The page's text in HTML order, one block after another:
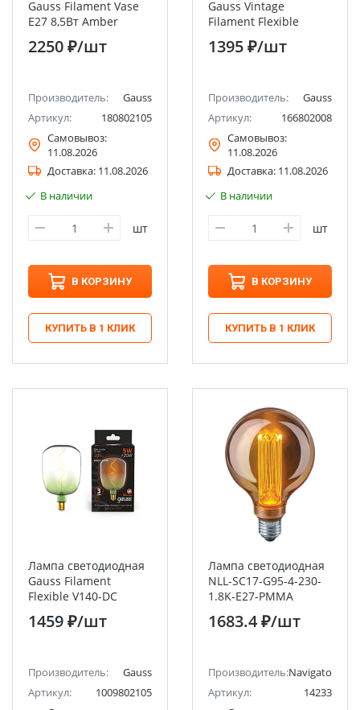
Gauss Filament Vase
E27 8,5Вт Amber
660lm 2000K
2250 ₽/шт
Производитель:
Gauss
Артикул:
180802105
Самовывоз:
11.08.2026
Доставка: 11.08.2026
В наличии
шт
В КОРЗИНУ
КУПИТЬ В 1 КЛИК
Gauss Vintage
Filament Flexible
TL120 6Вт E27 2400K
1395 ₽/шт
Производитель:
Gauss
Артикул:
166802008
Самовывоз:
11.08.2026
Доставка: 11.08.2026
В наличии
шт
В КОРЗИНУ
КУПИТЬ В 1 КЛИК
Лампа светодиодная
Gauss Filament
Flexible V140-DC
Green-Clear E27 5Вт
200lm 1800K
1459 ₽/шт
Производитель:
Gauss
Артикул:
1009802105
Лампа светодиодная
NLL-SC17-G95-4-230-
1.8K-E27-PMMA
1683.4 ₽/шт
Производитель:Navigator
Артикул:
14233